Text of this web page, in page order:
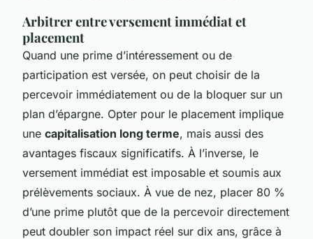
Arbitrer entre versement immédiat et
placement
Quand une prime d’intéressement ou de
participation est versée, on peut choisir de la
percevoir immédiatement ou de la bloquer sur un
plan d’épargne. Opter pour le placement implique
une capitalisation long terme, mais aussi des
avantages fiscaux significatifs. À l’inverse, le
versement immédiat est imposable et soumis aux
prélèvements sociaux. À vue de nez, placer 80 %
d’une prime plutôt que de la percevoir directement
peut doubler son impact réel sur dix ans, grâce à